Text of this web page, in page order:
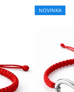
NOVINKA